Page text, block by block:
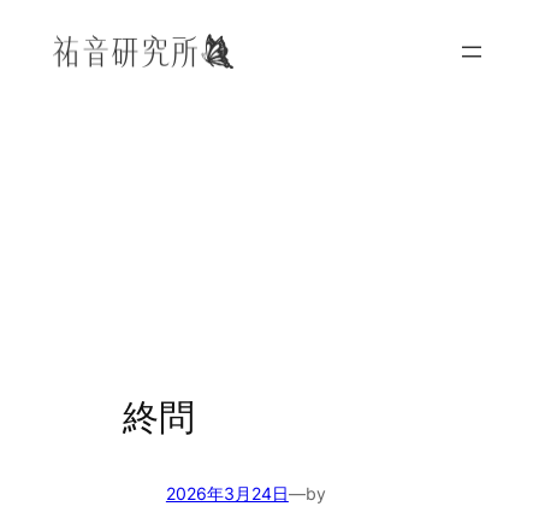
終問
2026年3月24日—by